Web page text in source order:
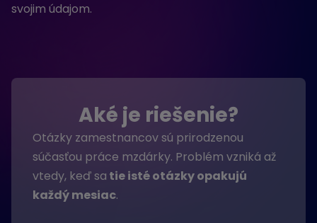
svojim údajom.
Aké je riešenie?
Otázky zamestnancov sú prirodzenou
súčasťou práce mzdárky. Problém vzniká až
vtedy, keď sa tie isté otázky opakujú
každý mesiac.